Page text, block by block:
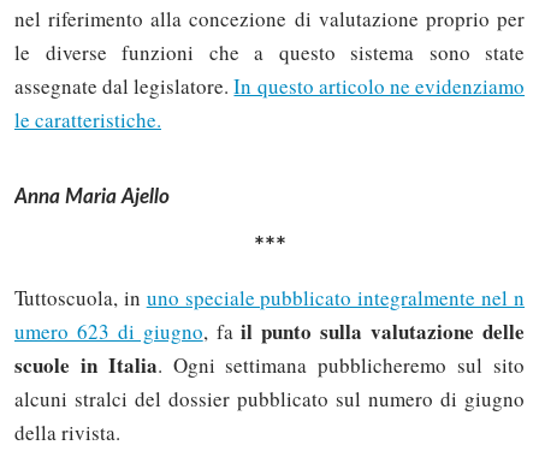
nel riferimento alla concezione di valutazione proprio per
le diverse funzioni che a questo sistema sono state
assegnate dal legislatore.In questo articolo ne evidenziamo
le caratteristiche.
Anna Maria Ajello
***
Tuttoscuola, in uno speciale pubblicato integralmente nel n
umero 623 di giugno, fail punto sulla valutazione delle
scuole in Italia. Ogni settimana pubblicheremo sul sito
alcuni stralci del dossier pubblicato sul numero di giugno
della rivista.